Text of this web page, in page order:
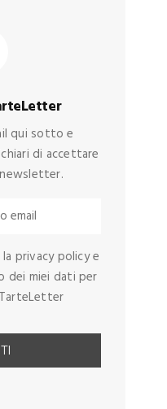
qui sotto e
di accettare
privacy policy e
dei miei dati per